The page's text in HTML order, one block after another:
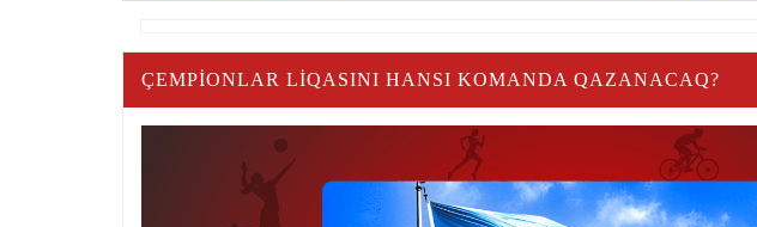
ÇEMPIONLAR LIQASINI HANSI KOMANDA QAZANACAQ?